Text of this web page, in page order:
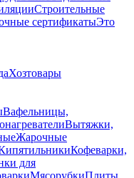
Строительные
сертификатыЭто
Хозтовары
Вафельницы,
Вытяжки,
Жарочные
Кофеварки,
для
МясорубкиПлиты